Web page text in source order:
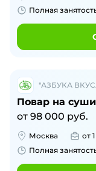
Полная
"АЗБУКА
Повар на суши
от 98 000 руб.
Москва от
Полная